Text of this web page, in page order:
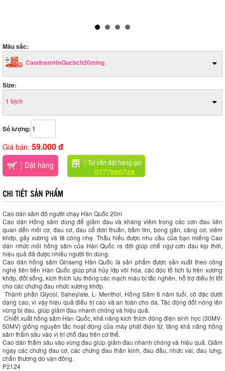
Màu sắc:
CaodnsmHnQucbch20ming
Size:
1 bịch
Số lượng:
Giá bán: 59.000 đ
Đặt hàng Tư vấn đặt hàng gọi
0777886748
Cao dán sâm đỏ người chạy Hàn Quốc 20m
Cao dán Hồng sâm dùng để giảm đau và kháng viêm trong các cơn đau liên
quan đến mỏi cơ, đau cơ, đau cổ đơn thuần, bầm tím, bong gân, căng cơ, viêm
khớp, gãy xương và tê cóng nhẹ. Thấu hiểu được nhu cầu của bạn miếng Cao
dán nhức mỏi hồng sâm của Hàn Quốc ra đời giúp chế ngự cơn đau kịp thời,
hiệu quả đã được nhiều người tin dùng.
Cao dán hồng sâm Ginseng Hàn Quốc là sản phẩm được sản xuất theo công
nghệ tiên tiến Hàn Quốc giúp phá hủy lớp vôi hóa, các độc tố tích tụ trên xương
khớp, đốt sống, kích thích lưu thông các mạch máu bị tắc nghẽn, hỗ trợ điều trị tốt
cho các chứng đau nhức xương khớp.
Thành phần Glycol, Saheylate, L- Menthol, Hồng Sâm 6 năm tuổi, cô đặc dưới
dạng cao, vì vậy hiệu quả điều trị cao và an toàn cho da. Tác động đốt nóng lên
vùng bị đau, giúp giảm đau nhanh chóng và hiệu quả.
Chiết xuất hồng sâm Hàn Quốc, khả năng kích thích dòng điện sinh học (30MV-
50MV) giống nguyên tắc hoạt động của máy phát điện từ, tăng khả năng hồng
sâm thấm sâu vào vị trí chỗ đau trên cơ thể.
Cao dán thấm sâu vào vùng đau giúp giảm đau nhanh chóng và hiệu quả. Giảm
ngay các chứng đau cơ, các chứng đau thần kinh, đau đầu, nhức vai, đau lưng,
chấn thương do vận đông.
P2124